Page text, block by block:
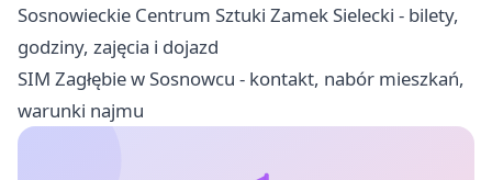
Sosnowieckie Centrum Sztuki Zamek Sielecki - bilety,
godziny, zajęcia i dojazd
SIM Zagłębie w Sosnowcu - kontakt, nabór mieszkań,
warunki najmu